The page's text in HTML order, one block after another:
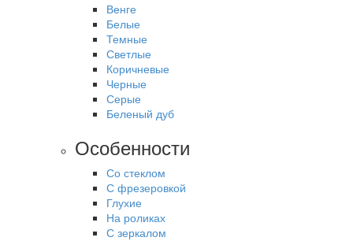
Венге
Белые
Темные
Светлые
Коричневые
Черные
Серые
Беленый дуб
Особенности
Со стеклом
С фрезеровкой
Глухие
На роликах
С зеркалом